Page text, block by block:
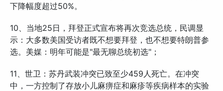
下降幅度超过50%。
10、当地25日，拜登正式宣布将再次竞选总统，民调显
示：大多数美国受访者既不想要拜登，也不想要特朗普参
选。美媒：明年可能是"最无聊总统初选"；
11、世卫：苏丹武装冲突已致至少459人死亡。在冲突
中，一方控制了存放小儿麻痹症和麻疹等疾病样本的实验